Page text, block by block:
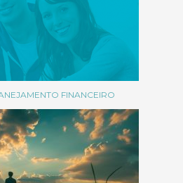
FINANCEIRO